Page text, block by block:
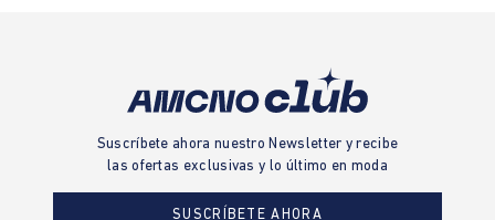
Suscríbete ahora nuestro Newsletter y recibe
las ofertas exclusivas y lo último en moda
SUSCRÍBETE AHORA